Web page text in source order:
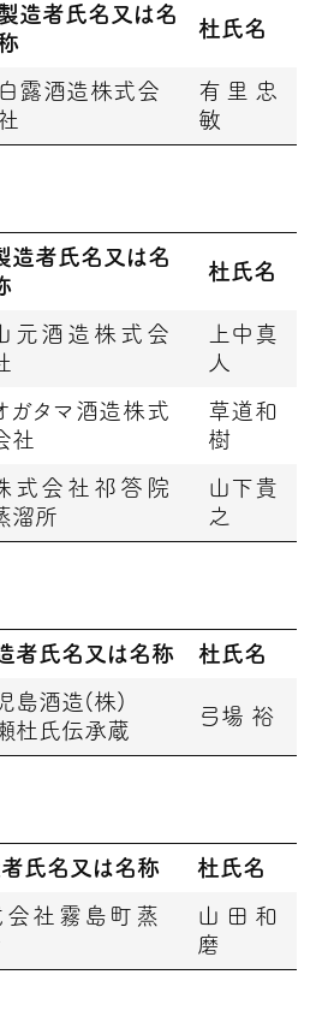
造者氏名又は名
杜氏名
白露酒造株式会
有里忠
敏
造者氏名又は名
杜氏名
元酒造株式会
上中真
人
ガタマ酒造株式
社
草道和
樹
式会社祁答院
溜所
山下貴
之
者氏名又は名称 杜氏名
島酒造(株)
杜氏伝承蔵
弓場 裕
氏名又は名称 杜氏名
会社霧島町蒸
山田和
磨